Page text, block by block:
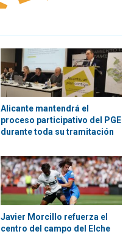
Alicante mantendrá el
proceso participativo del PGE
durante toda su tramitación
Javier Morcillo refuerza el
centro del campo del Elche